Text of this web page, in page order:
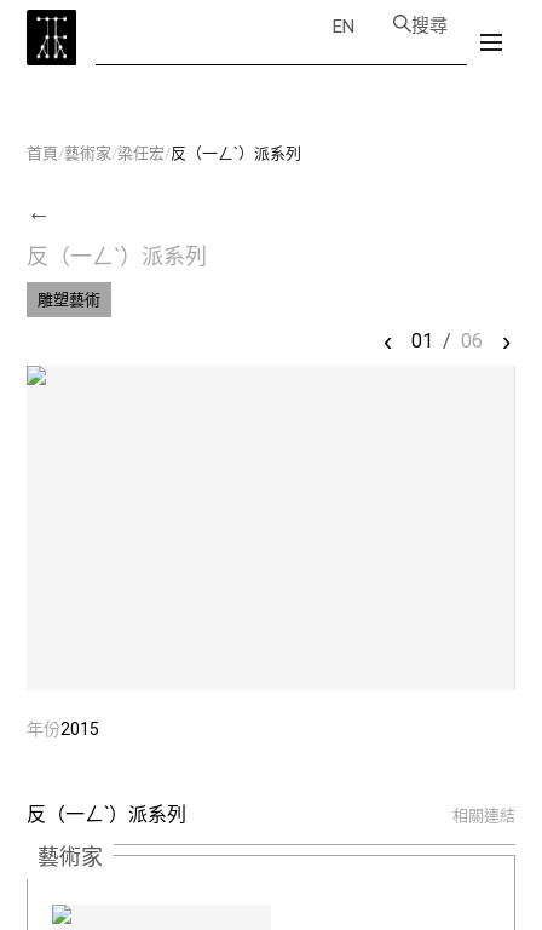
EN 搜尋
首頁/藝術家/梁任宏/反（一ㄥˋ）派系列
←
反（一ㄥˋ）派系列
雕塑藝術
‹ 01 / 06 ›
年份2015
反（一ㄥˋ）派系列 相關連結
藝術家